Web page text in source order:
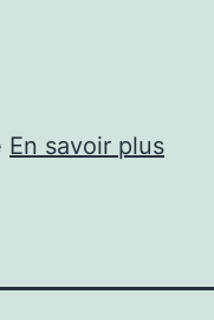
En savoir plus